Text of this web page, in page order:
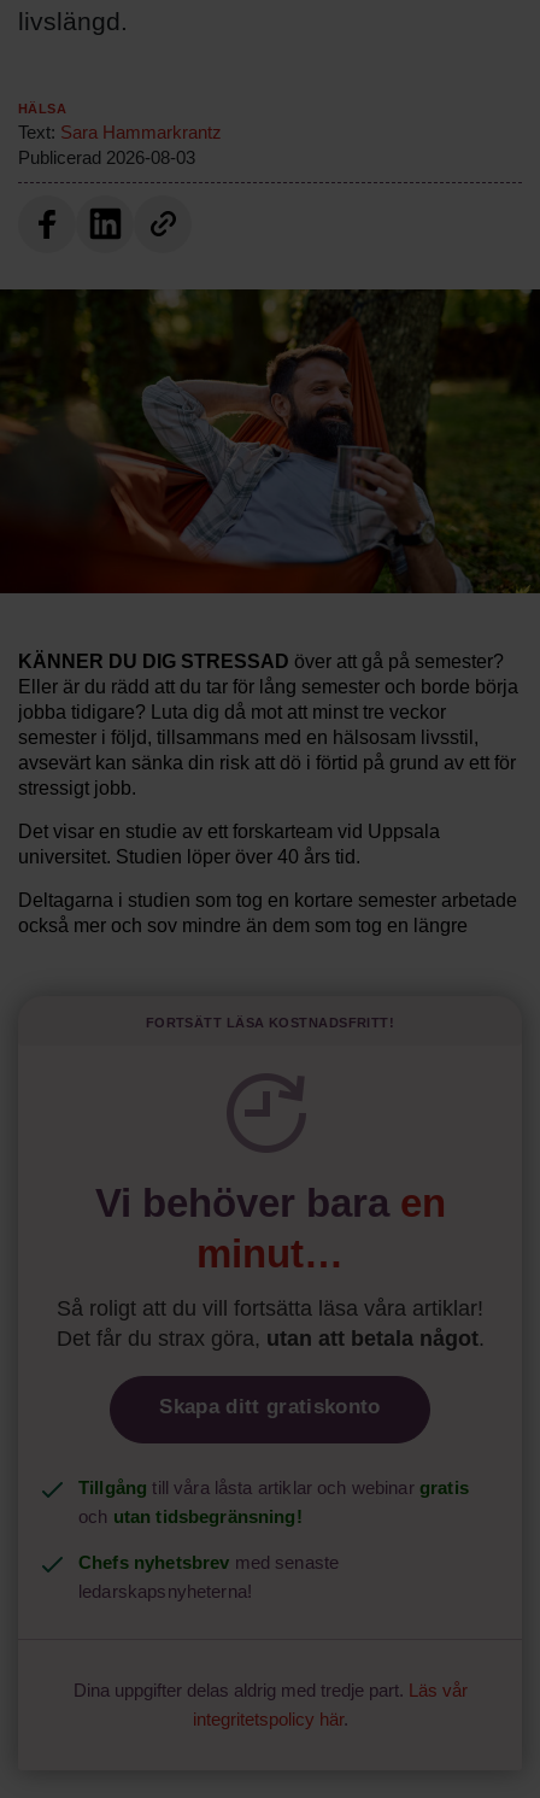
livslängd.
Hälsa
Text: Sara Hammarkrantz
Publicerad 2026-08-03
KÄNNER DU DIG STRESSAD över att gå på semester?
Eller är du rädd att du tar för lång semester och borde börja
jobba tidigare? Luta dig då mot att minst tre veckor
semester i följd, tillsammans med en hälsosam livsstil,
avsevärt kan sänka din risk att dö i förtid på grund av ett för
stressigt jobb.
Det visar en studie av ett forskarteam vid Uppsala
universitet. Studien löper över 40 års tid.
Deltagarna i studien som tog en kortare semester arbetade
också mer och sov mindre än dem som tog en längre
semester har större betydelse för långlevnad än andra
Fortsätt läsa kostnadsfritt!
Vi behöver bara en
minut…
Så roligt att du vill fortsätta läsa våra artiklar!
Det får du strax göra, utan att betala något.
Skapa ditt gratiskonto
Tillgång till våra låsta artiklar och webinar gratis
och utan tidsbegränsning!
Chefs nyhetsbrev med senaste
ledarskapsnyheterna!
Dina uppgifter delas aldrig med tredje part. Läs vår
integritetspolicy här.